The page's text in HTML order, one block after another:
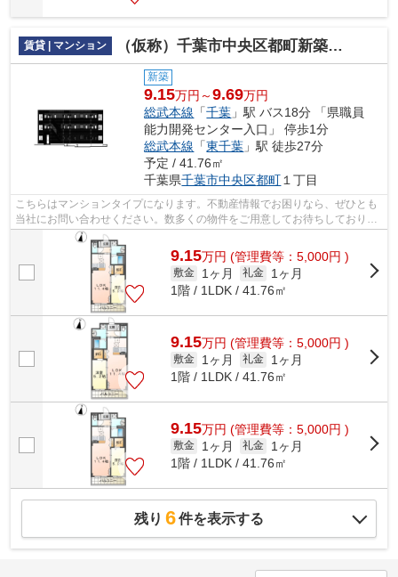
賃貸 | マンション （仮称）千葉市中央区都町新築マンション
新築
9.15万円～9.69万円
総武本線 「千葉 」駅 バス18分 「県職員
能力開発センター入口」 停歩1分
総武本線 「東千葉 」駅 徒歩27分
予定 / 41.76㎡
千葉県千葉市中央区都町 １丁目
こちらはマンションタイプになります。不動産情報でお困りなら、ぜひとも
当社にお問い合わせください。数多くの物件をご用意してお待ちしておりま
9.15万円 (管理費等：5,000円 )
敷金 1ヶ月 礼金
1ヶ月
1階 / 1LDK / 41.76㎡
9.15万円 (管理費等：5,000円 )
敷金 1ヶ月 礼金
1ヶ月
1階 / 1LDK / 41.76㎡
9.15万円 (管理費等：5,000円 )
敷金 1ヶ月 礼金
1ヶ月
1階 / 1LDK / 41.76㎡
残り 6件を表示する